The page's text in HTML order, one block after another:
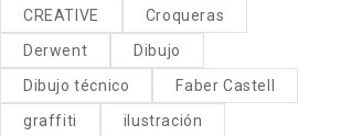
CREATIVE
Croqueras
Derwent
Dibujo
Dibujo técnico
Faber Castell
graffiti
ilustración